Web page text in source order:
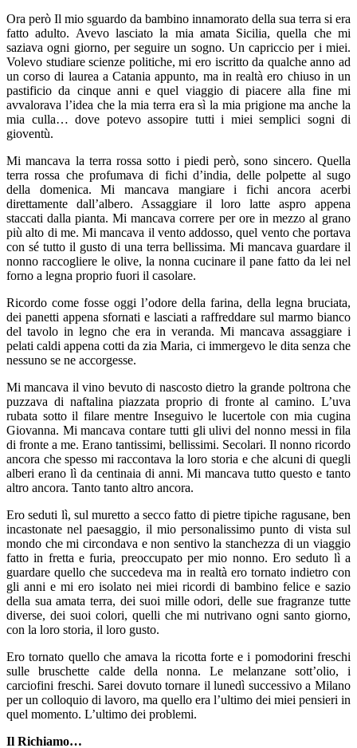
Ora però Il mio sguardo da bambino innamorato della sua terra si era
fatto adulto. Avevo lasciato la mia amata Sicilia, quella che mi
saziava ogni giorno, per seguire un sogno. Un capriccio per i miei.
Volevo studiare scienze politiche, mi ero iscritto da qualche anno ad
un corso di laurea a Catania appunto, ma in realtà ero chiuso in un
pastificio da cinque anni e quel viaggio di piacere alla fine mi
avvalorava l’idea che la mia terra era sì la mia prigione ma anche la
mia culla… dove potevo assopire tutti i miei semplici sogni di
gioventù.
Mi mancava la terra rossa sotto i piedi però, sono sincero. Quella
terra rossa che profumava di fichi d’india, delle polpette al sugo
della domenica. Mi mancava mangiare i fichi ancora acerbi
direttamente dall’albero. Assaggiare il loro latte aspro appena
staccati dalla pianta. Mi mancava correre per ore in mezzo al grano
più alto di me. Mi mancava il vento addosso, quel vento che portava
con sé tutto il gusto di una terra bellissima. Mi mancava guardare il
nonno raccogliere le olive, la nonna cucinare il pane fatto da lei nel
forno a legna proprio fuori il casolare.
Ricordo come fosse oggi l’odore della farina, della legna bruciata,
dei panetti appena sfornati e lasciati a raffreddare sul marmo bianco
del tavolo in legno che era in veranda. Mi mancava assaggiare i
pelati caldi appena cotti da zia Maria, ci immergevo le dita senza che
nessuno se ne accorgesse.
Mi mancava il vino bevuto di nascosto dietro la grande poltrona che
puzzava di naftalina piazzata proprio di fronte al camino. L’uva
rubata sotto il filare mentre Inseguivo le lucertole con mia cugina
Giovanna. Mi mancava contare tutti gli ulivi del nonno messi in fila
di fronte a me. Erano tantissimi, bellissimi. Secolari. Il nonno ricordo
ancora che spesso mi raccontava la loro storia e che alcuni di quegli
alberi erano lì da centinaia di anni. Mi mancava tutto questo e tanto
altro ancora. Tanto tanto altro ancora.
Ero seduti lì, sul muretto a secco fatto di pietre tipiche ragusane, ben
incastonate nel paesaggio, il mio personalissimo punto di vista sul
mondo che mi circondava e non sentivo la stanchezza di un viaggio
fatto in fretta e furia, preoccupato per mio nonno. Ero seduto lì a
guardare quello che succedeva ma in realtà ero tornato indietro con
gli anni e mi ero isolato nei miei ricordi di bambino felice e sazio
della sua amata terra, dei suoi mille odori, delle sue fragranze tutte
diverse, dei suoi colori, quelli che mi nutrivano ogni santo giorno,
con la loro storia, il loro gusto.
Ero tornato quello che amava la ricotta forte e i pomodorini freschi
sulle bruschette calde della nonna. Le melanzane sott’olio, i
carciofini freschi. Sarei dovuto tornare il lunedì successivo a Milano
per un colloquio di lavoro, ma quello era l’ultimo dei miei pensieri in
quel momento. L’ultimo dei problemi.
Il Richiamo…